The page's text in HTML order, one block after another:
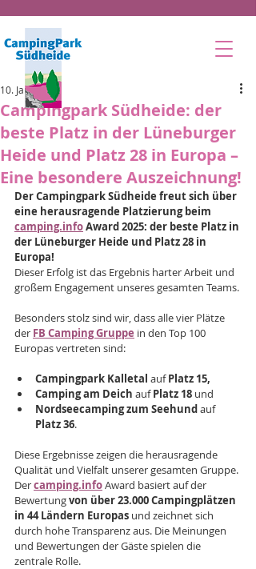
Campingpark Südheide: der
beste Platz in der Lüneburger
Heide und Platz 28 in Europa –
Eine besondere Auszeichnung!
10. Jan. 2025
Der Campingpark Südheide freut sich über
eine herausragende Platzierung beim
camping.info Award 2025: der beste Platz in
der Lüneburger Heide und Platz 28 in
Europa!
Dieser Erfolg ist das Ergebnis harter Arbeit und
großem Engagement unseres gesamten Teams.
Besonders stolz sind wir, dass alle vier Plätze
der FB Camping Gruppe in den Top 100
Europas vertreten sind:
Campingpark Kalletal auf Platz 15,
Camping am Deich auf Platz 18 und
Nordseecamping zum Seehund auf
Platz 36.
Diese Ergebnisse zeigen die herausragende
Qualität und Vielfalt unserer gesamten Gruppe.
Der camping.info Award basiert auf der
Bewertung von über 23.000 Campingplätzen
in 44 Ländern Europas und zeichnet sich
durch hohe Transparenz aus. Die Meinungen
und Bewertungen der Gäste spielen die
zentrale Rolle.